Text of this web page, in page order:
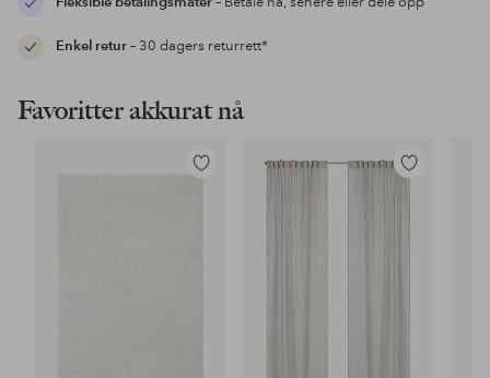
Enkel retur– 30 dagers returrett*
Favoritter akkurat nå
Legg
Legg